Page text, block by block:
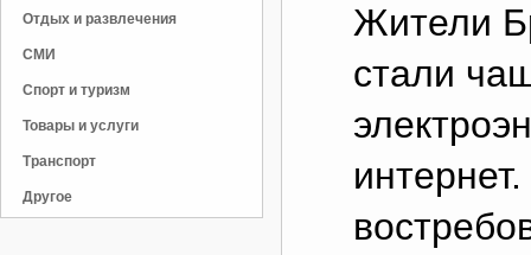
Отдых и развлечения
СМИ
Спорт и туризм
Товары и услуги
Транспорт
Другое
Жители
стали